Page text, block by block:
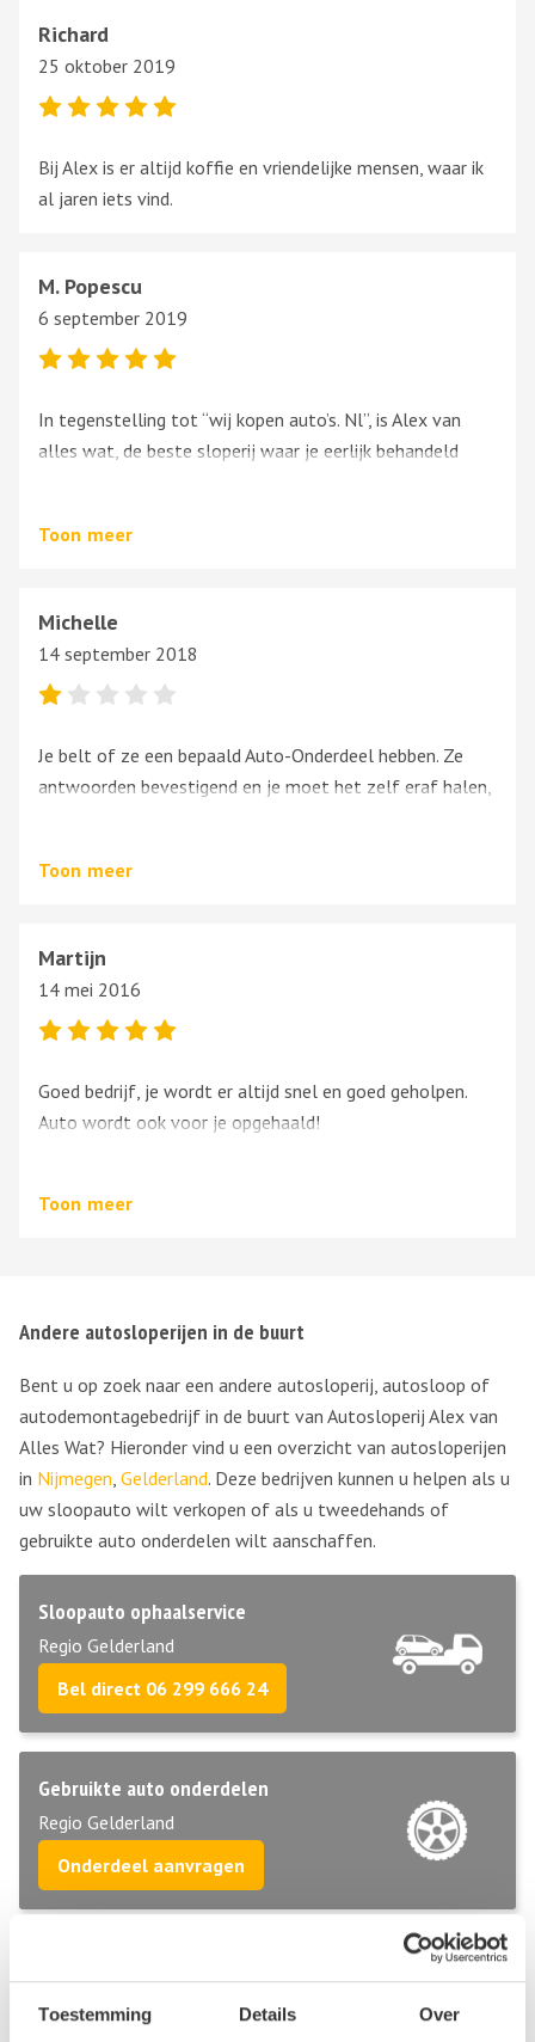
Toestemming Details Over
Richard
25 oktober 2019
Bij Alex is er altijd koffie en vriendelijke mensen, waar ik
al jaren iets vind.
M. Popescu
6 september 2019
In tegenstelling tot “wij kopen auto’s. Nl”, is Alex van
alles wat, de beste sloperij waar je eerlijk behandeld
Toon meer
Michelle
14 september 2018
Je belt of ze een bepaald Auto-Onderdeel hebben. Ze
antwoorden bevestigend en je moet het zelf eraf halen,
kennissen vanuit Zutphen daar naar toe. En ze weten
Heel erg jammer dat je minimaal 1 ster moet geven.
Toon meer
Martijn
14 mei 2016
Goed bedrijf, je wordt er altijd snel en goed geholpen.
Auto wordt ook voor je opgehaald!
Toon meer
Andere autosloperijen in de buurt
Bent u op zoek naar een andere autosloperij, autosloop of
autodemontagebedrijf in de buurt van Autosloperij Alex van
Alles Wat? Hieronder vind u een overzicht van autosloperijen
in Nijmegen, Gelderland. Deze bedrijven kunnen u helpen als u
uw sloopauto wilt verkopen of als u tweedehands of
gebruikte auto onderdelen wilt aanschaffen.
Sloopauto ophaalservice
Regio Gelderland
Bel direct 06 299 666 24
Gebruikte auto onderdelen
Regio Gelderland
Onderdeel aanvragen
Autodemontage De Industrie (ADI) – J. Swinkels
Wauderickweg 2